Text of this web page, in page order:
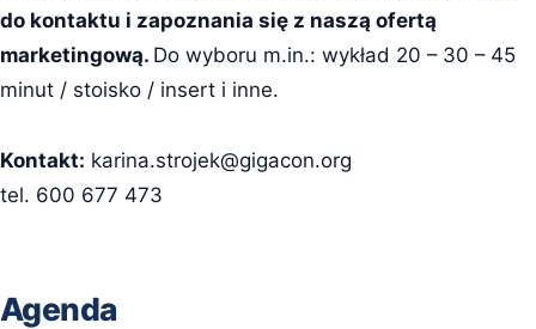
do kontaktu i zapoznania się z naszą ofertą
marketingową. Do wyboru m.in.: wykład 20 – 30 – 45
minut / stoisko / insert i inne.
Kontakt: karina.strojek@gigacon.org
tel. 600 677 473
Agenda